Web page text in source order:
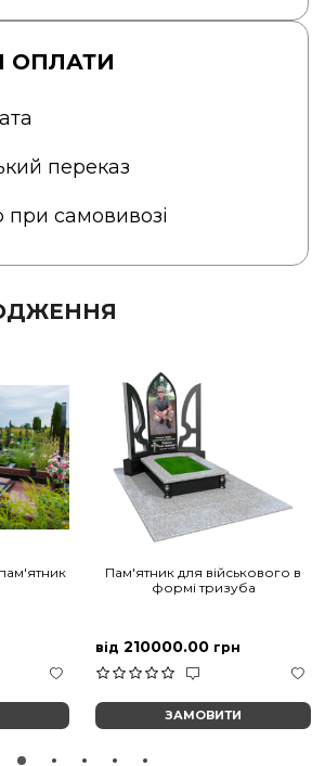
ОПЛАТИ
переказ
при самовивозі
Пам'ятник для військового в
формі тризуба
від 210000.00 грн
ЗАМОВИТИ